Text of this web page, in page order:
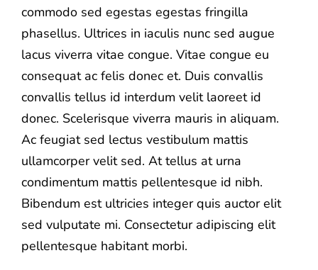
commodo sed egestas egestas fringilla
phasellus. Ultrices in iaculis nunc sed augue
lacus viverra vitae congue. Vitae congue eu
consequat ac felis donec et. Duis convallis
convallis tellus id interdum velit laoreet id
donec. Scelerisque viverra mauris in aliquam.
Ac feugiat sed lectus vestibulum mattis
ullamcorper velit sed. At tellus at urna
condimentum mattis pellentesque id nibh.
Bibendum est ultricies integer quis auctor elit
sed vulputate mi. Consectetur adipiscing elit
pellentesque habitant morbi.